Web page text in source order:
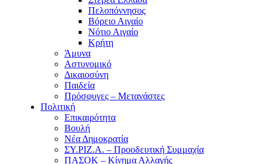
Πελοπόννησος
Βόρειο Αιγαίο
Νότιο Αιγαίο
Κρήτη
Άμυνα
Αστυνομικό
Δικαιοσύνη
Παιδεία
Πρόσφυγες – Μετανάστες
Πολιτική
Επικαιρότητα
Βουλή
Νέα Δημοκρατία
ΣΥ.ΡΙΖ.Α. – Προοδευτική Συμμαχία
ΠΑΣΟΚ – Κίνημα Αλλαγής